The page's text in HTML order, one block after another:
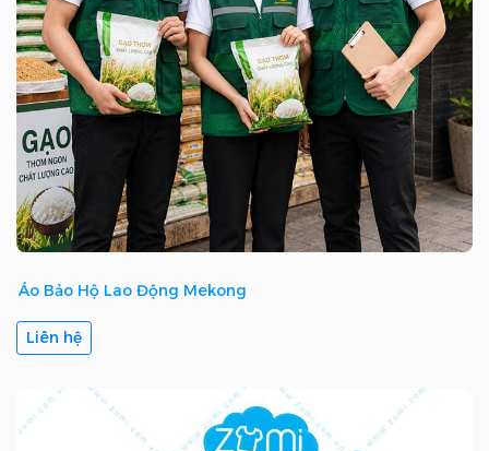
Áo Bảo Hộ Lao Động Mekong
Liên hệ